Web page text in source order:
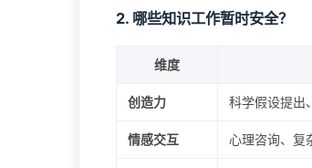
2. 哪些知识工作暂时安全？
维度
创造力 科学假设提出
情感交互 心理咨询、复